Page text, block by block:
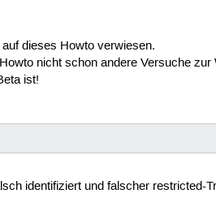
dieses Howto verwiesen.
nicht schon andere Versuche
ist!
identifiziert und falscher restricted-